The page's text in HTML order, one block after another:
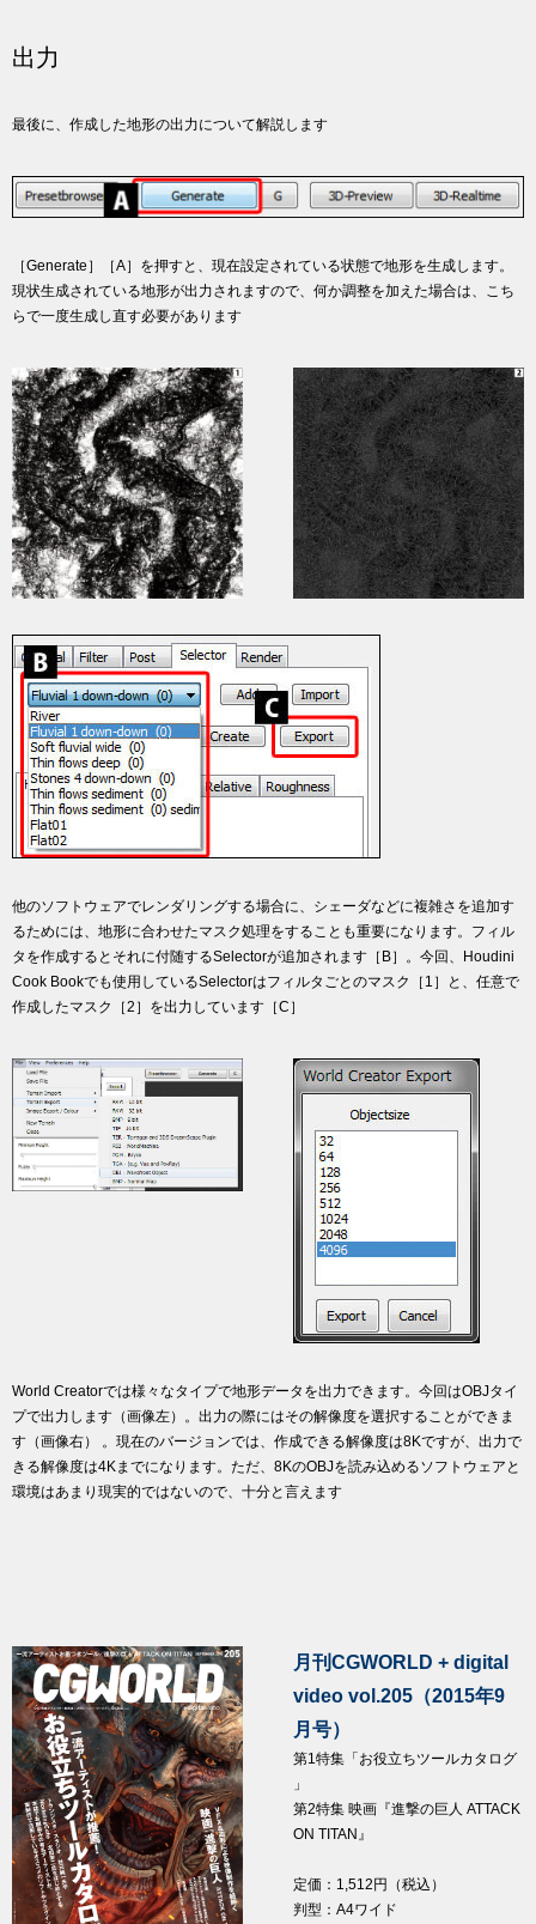
出力
最後に、作成した地形の出力について解説します
［Generate］［A］を押すと、現在設定されている状態で地形を生成します。
現状生成されている地形が出力されますので、何か調整を加えた場合は、こち
らで一度生成し直す必要があります
他のソフトウェアでレンダリングする場合に、シェーダなどに複雑さを追加す
るためには、地形に合わせたマスク処理をすることも重要になります。フィル
タを作成するとそれに付随するSelectorが追加されます［B］。今回、Houdini
Cook Bookでも使用しているSelectorはフィルタごとのマスク［1］と、任意で
作成したマスク［2］を出力しています［C］
World Creatorでは様々なタイプで地形データを出力できます。今回はOBJタイ
プで出力します（画像左）。出力の際にはその解像度を選択することができま
す（画像右） 。現在のバージョンでは、作成できる解像度は8Kですが、出力で
きる解像度は4Kまでになります。ただ、8KのOBJを読み込めるソフトウェアと
環境はあまり現実的ではないので、十分と言えます
月刊CGWORLD + digital
video vol.205（2015年9
月号）
第1特集「お役立ちツールカタログ
」
第2特集 映画『進撃の巨人 ATTACK
ON TITAN』
定価：1,512円（税込）
判型：A4ワイド